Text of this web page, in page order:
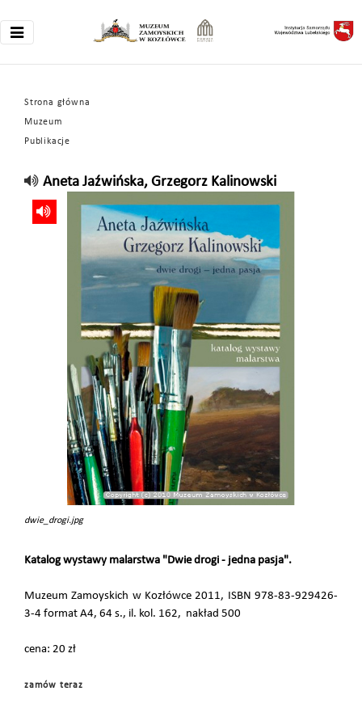
Strona główna
Muzeum
Publikacje
Aneta Jaźwińska, Grzegorz Kalinowski
dwie_drogi.jpg
Katalog wystawy malarstwa "Dwie drogi - jedna pasja".
Muzeum Zamoyskich w Kozłówce 2011, ISBN 978-83-929426-
3-4 format A4, 64 s., il. kol. 162, nakład 500
cena: 20 zł
zamów teraz